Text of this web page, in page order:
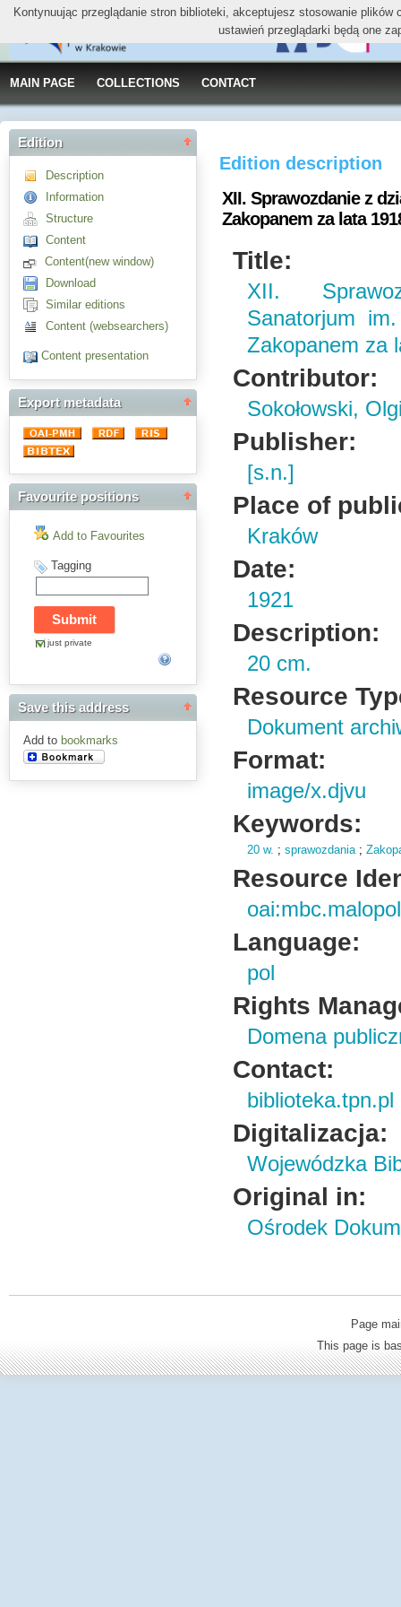
MAIN PAGE COLLECTIONS CONTACT
Edition
Description
Information
Structure
Content
Content(new window)
Download
Similar editions
Content (websearchers)
Content presentation
Export metadata
Favourite positions
Add to Favourites
Tagging
just private
Save this address
Add to bookmarks
Edition description
XII. Sprawozdanie z
Zakopanem za lata
Title:
XII.
Sanatorjum
Zakopanem za
Contributor:
Sokołowski,
Publisher:
[s.n.]
Place of
Kraków
Date:
1921
Description:
20 cm.
Resource
Dokument
Format:
image/x.djvu
Keywords:
20 w. ;sprawozdania;
Resource
Language:
pol
Rights
Domena
Contact:
biblioteka.tpn.pl
Digitalizacja:
Wojewódzka
Original in:
Ośrodek
Page
This page is
Kontynuując przeglądanie stron biblioteki, akceptujesz stosowanie
ustawień przeglądarki będą one